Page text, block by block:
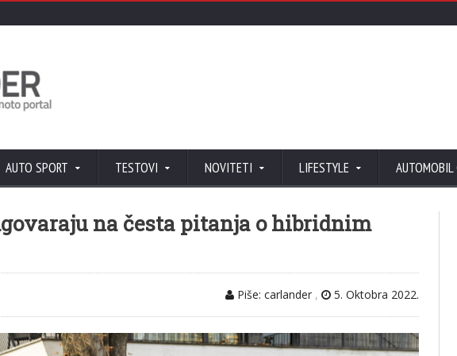
AUTO SPORT TESTOVI NOVITETI LIFESTYLE AUTOMOBIL
na česta pitanja o hibridnim
Piše: carlander , 5. Oktobra 2022.